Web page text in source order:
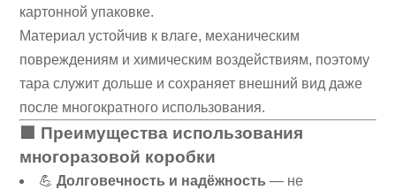
картонной упаковке.
Материал устойчив к влаге, механическим
повреждениям и химическим воздействиям, поэтому
тара служит дольше и сохраняет внешний вид даже
после многократного использования.
🟩 Преимущества использования
многоразовой коробки
💪 Долговечность и надёжность — не